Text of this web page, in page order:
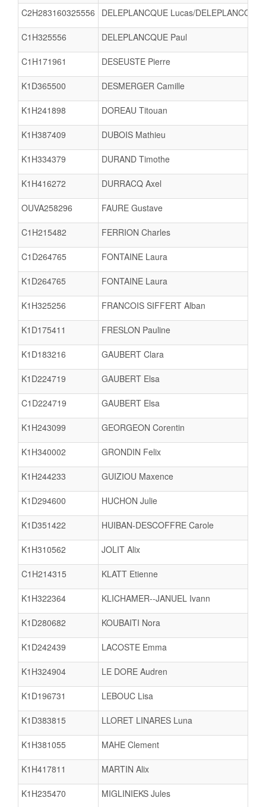
C2H283160325556 DELEPLANCQUE Lucas/DELEPLANCQUE
C1H325556 DELEPLANCQUE Paul
C1H171961 DESEUSTE Pierre
K1D365500 DESMERGER Camille
K1H241898 DOREAU Titouan
K1H387409 DUBOIS Mathieu
K1H334379 DURAND Timothe
K1H416272 DURRACQ Axel
OUVA258296 FAURE Gustave
C1H215482 FERRION Charles
C1D264765 FONTAINE Laura
K1D264765 FONTAINE Laura
K1H325256 FRANCOIS SIFFERT Alban
K1D175411 FRESLON Pauline
K1D183216 GAUBERT Clara
K1D224719 GAUBERT Elsa
C1D224719 GAUBERT Elsa
K1H243099 GEORGEON Corentin
K1H340002 GRONDIN Felix
K1H244233 GUIZIOU Maxence
K1D294600 HUCHON Julie
K1D351422 HUIBAN-DESCOFFRE Carole
K1H310562 JOLIT Alix
C1H214315 KLATT Etienne
K1H322364 KLICHAMER--JANUEL Ivann
K1D280682 KOUBAITI Nora
K1D242439 LACOSTE Emma
K1H324904 LE DORE Audren
K1D196731 LEBOUC Lisa
K1D383815 LLORET LINARES Luna
K1H381055 MAHE Clement
K1H417811 MARTIN Alix
K1H235470 MIGLINIEKS Jules